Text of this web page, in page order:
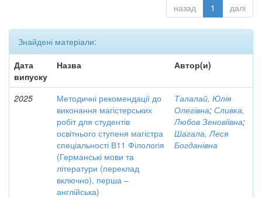
назад 1 далі
Знайдені матеріали:
Дата
випуску
Назва Автор(и)
2025
Методичні рекомендації до
виконання магістерських
робіт для студентів
освітнього ступеня магістра
спеціальності В11 Філологія
(Германські мови та
літератури (переклад
включно), перша –
англійська)
Талалай, Юлія
Олегівна; Сливка,
Любов Зеновіївна;
Шагала, Леся
Богданівна